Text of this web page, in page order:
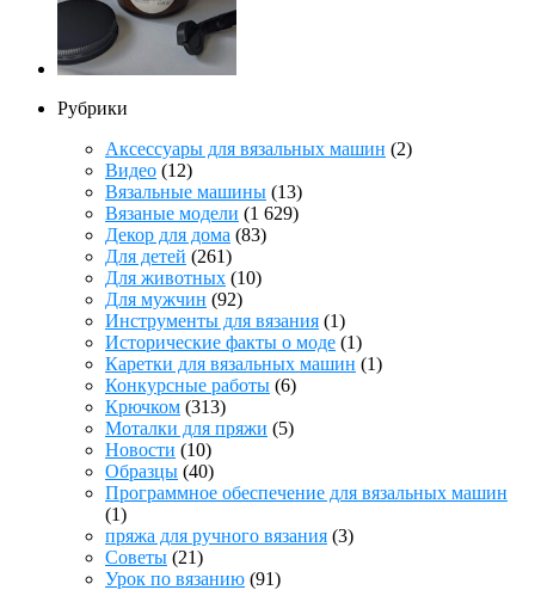
Рубрики
Аксессуары для вязальных машин (2)
Видео (12)
Вязальные машины (13)
Вязаные модели (1 629)
Декор для дома (83)
Для детей (261)
Для животных (10)
Для мужчин (92)
Инструменты для вязания (1)
Исторические факты о моде (1)
Каретки для вязальных машин (1)
Конкурсные работы (6)
Крючком (313)
Моталки для пряжи (5)
Новости (10)
Образцы (40)
Программное обеспечение для вязальных машин
(1)
пряжа для ручного вязания (3)
Советы (21)
Урок по вязанию (91)